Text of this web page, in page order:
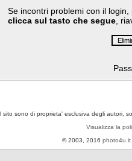
Se incontri problemi con il
clicca sul tasto che segue ,
sito sono di proprieta' esclusiva degli autori,
Visualizza la
© 2003, 2016 photo4u.it